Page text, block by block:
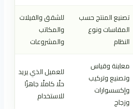
تصنيع المنتج حسب
المقاسات ونوع
النظام
للشقق والفيلات
والمكاتب
والمشروعات
معاينة وقياس
وتصنيع وتركيب
وإكسسوارات
وزجاج
للعميل الذي يريد
حلًا كاملًا جاهزًا
للاستخدام